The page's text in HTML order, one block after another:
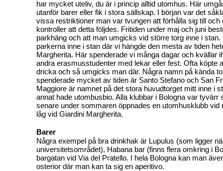
har mycket uteliv, du är i princip alltid utomhus. Här
utanför barer eller fik i stora sällskap. I början var det
vissa restriktioner man var tvungen att förhålla sig till
kontroller att detta följdes. Fritiden under maj och juni
parkhäng och att man umgicks vid större torg inne i
parkerna inne i stan där vi hängde den mesta av tiden
Margherita. Här spenderade vi många dagar och kvällar
andra erasmusstudenter med lekar eller fest. Ofta köpte
dricka och så umgicks man där. Några namn på kända
spenderade mycket av tiden är Santo Stefano och San
Maggiore är namnet på det stora huvudtorget mitt inne i
annat hade utombusbio. Alla klubbar i Bologna var tyvärr
senare under sommaren öppnades en utomhusklubb vid
låg vid Giardini Margherita.
Barer
Några exempel på bra drinkhak är Lupulus (som ligger
universitetsområdet), Habana bar (finns flera omkring i
bargatan vid Via del Pratello. I hela Bologna kan man
osterior där man kan ta sig en aperitivo.